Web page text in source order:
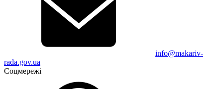
info@makariv-
rada.gov.ua
Соцмережі